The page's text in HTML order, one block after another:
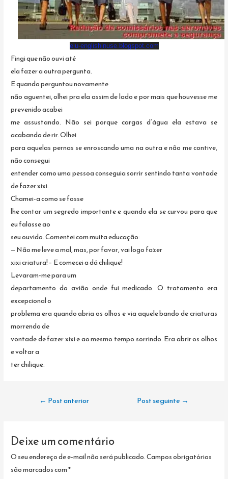
eiu-englishinuse.blogspot.com
Fingi que não ouvi até
ela fazer a outra pergunta.
E quando perguntou novamente
não aguentei, olhei pra ela assim de lado e por mais que houvesse me
prevenido acabei
me assustando. Não sei porque cargas d’água ela estava se
acabando de rir. Olhei
para aquelas pernas se enroscando uma na outra e não me contive,
não consegui
entender como uma pessoa conseguia sorrir sentindo tanta vontade
de fazer xixi.
Chamei-a como se fosse
lhe contar um segredo importante e quando ela se curvou para que
eu falasse ao
seu ouvido. Comentei com muita educação:
— Não me leve a mal, mas, por favor, vai logo fazer
xixi criatura! – E comecei a dá chilique!
Levaram-me para um
departamento do avião onde fui medicado. O tratamento era
excepcional o
problema era quando abria os olhos e via aquele bando de criaturas
morrendo de
vontade de fazer xixi e ao mesmo tempo sorrindo. Era abrir os olhos
e voltar a
ter chilique.
Navegação
Post
← Post anterior Post seguinte →
Deixe um comentário
O seu endereço de e-mail não será publicado.Campos obrigatórios
são marcados com*